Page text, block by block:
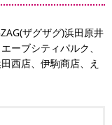
ザグザグ)浜田原井
ーブシティパルク、
西店、伊駒商店、え